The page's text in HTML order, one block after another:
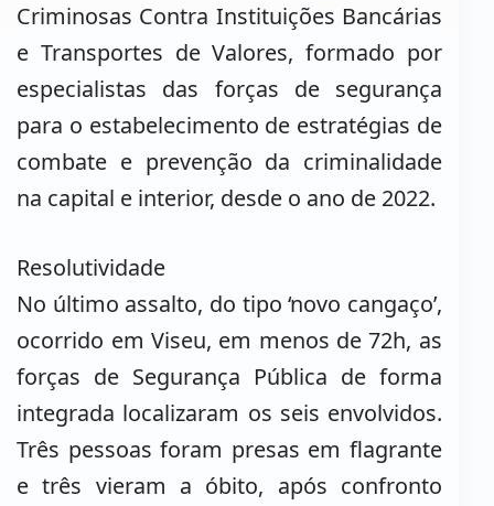
Criminosas Contra Instituições Bancárias
e Transportes de Valores, formado por
especialistas das forças de segurança
para o estabelecimento de estratégias de
combate e prevenção da criminalidade
na capital e interior, desde o ano de 2022.
Resolutividade
No último assalto, do tipo ‘novo cangaço’,
ocorrido em Viseu, em menos de 72h, as
forças de Segurança Pública de forma
integrada localizaram os seis envolvidos.
Três pessoas foram presas em flagrante
e três vieram a óbito, após confronto